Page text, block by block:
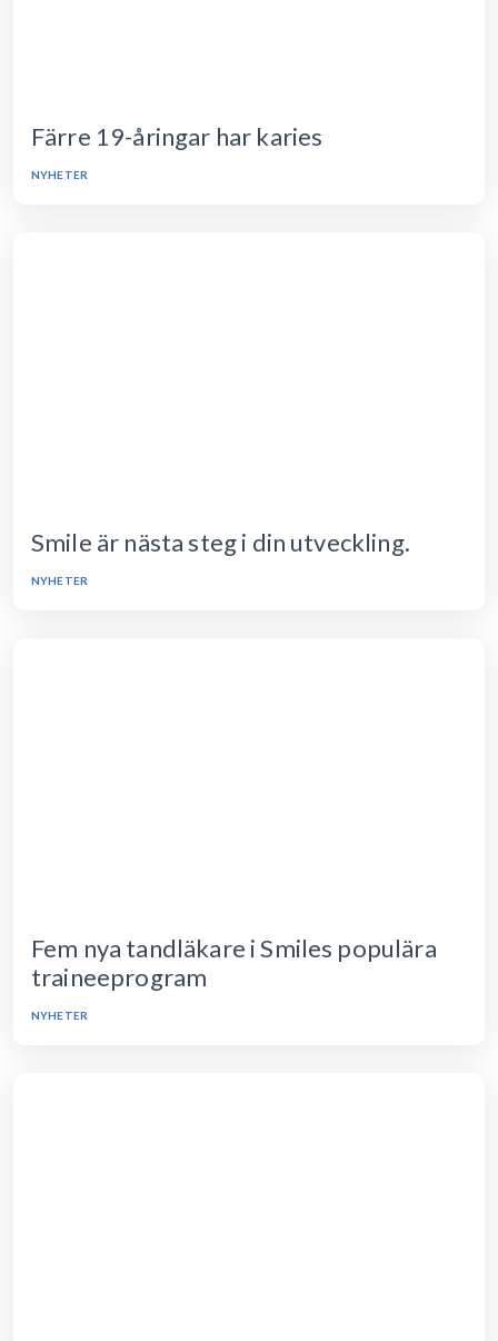
Färre 19-åringar har karies
NYHETER
Smile är nästa steg i din utveckling.
NYHETER
Fem nya tandläkare i Smiles populära
traineeprogram
NYHETER